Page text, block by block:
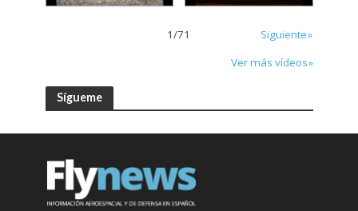
1/71
Siguiente»
Ver más vídeos»
Sígueme